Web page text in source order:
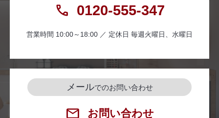
0120-555-347
営業時間 10:00～18:00 ／ 定休日 毎週火曜日、水曜日
メールでのお問い合わせ
お問い合わせ